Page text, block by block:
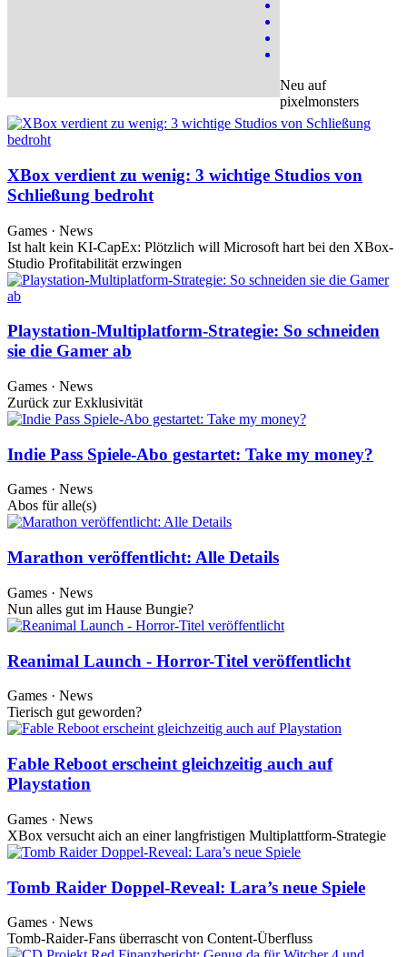
Neu auf
pixelmonsters
XBox verdient zu wenig: 3 wichtige Studios von
Schließung bedroht
Games · News
Ist halt kein KI-CapEx: Plötzlich will Microsoft hart bei den XBox-
Studio Profitabilität erzwingen
Playstation-Multiplatform-Strategie: So schneiden
sie die Gamer ab
Games · News
Zurück zur Exklusivität
Indie Pass Spiele-Abo gestartet: Take my money?
Games · News
Abos für alle(s)
Marathon veröffentlicht: Alle Details
Games · News
Nun alles gut im Hause Bungie?
Reanimal Launch - Horror-Titel veröffentlicht
Games · News
Tierisch gut geworden?
Fable Reboot erscheint gleichzeitig auch auf
Playstation
Games · News
XBox versucht aich an einer langfristigen Multiplattform-Strategie
Tomb Raider Doppel-Reveal: Lara’s neue Spiele
Games · News
Tomb-Raider-Fans überrascht von Content-Überfluss